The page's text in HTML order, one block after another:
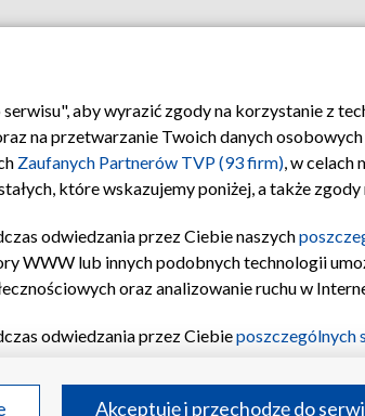
Regulamin TVP Polityka prywatności
aby wyrazić zgody na korzystanie z
na przetwarzanie Twoich danych
Zaufanych Partnerów TVP (93 firm), w celach
które wskazujemy poniżej, a także
odwiedzania przez Ciebie naszych
WWW lub innych podobnych technologii
oraz analizowanie ruchu w
odwiedzania przez Ciebieposzczególnych
celów i funkcji: przechowywania
Akceptuję i przechodzę do